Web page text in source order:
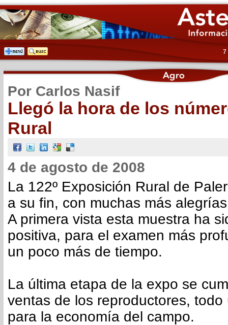
7
Por Carlos Nasif
Llegó la hora de los
Rural
4 de agosto de 2008
La 122º Exposición Rural de
a su fin, con muchas más
A primera vista esta muestra ha
positiva, para el examen más
un poco más de tiempo.
La última etapa de la expo se
ventas de los reproductores, todo
para la economía del campo.